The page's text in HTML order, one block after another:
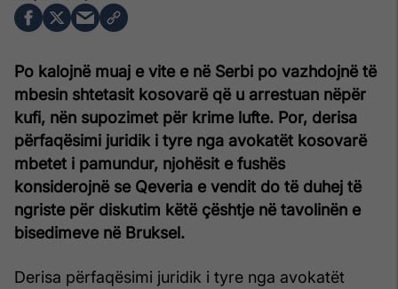
Po kalojnë muaj e vite e në Serbi po vazhdojnë të
mbesin shtetasit kosovarë që u arrestuan nëpër
kufi, nën supozimet për krime lufte. Por, derisa
përfaqësimi juridik i tyre nga avokatët kosovarë
mbetet i pamundur, njohësit e fushës
konsiderojnë se Qeveria e vendit do të duhej të
ngriste për diskutim këtë çështje në tavolinën e
bisedimeve në Bruksel.
Derisa përfaqësimi juridik i tyre nga avokatët